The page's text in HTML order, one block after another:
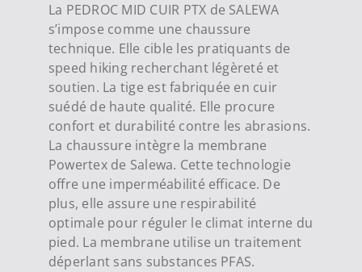
La PEDROC MID CUIR PTX de SALEWA
s’impose comme une chaussure
technique. Elle cible les pratiquants de
speed hiking recherchant légèreté et
soutien. La tige est fabriquée en cuir
suédé de haute qualité. Elle procure
confort et durabilité contre les abrasions.
La chaussure intègre la membrane
Powertex de Salewa. Cette technologie
offre une imperméabilité efficace. De
plus, elle assure une respirabilité
optimale pour réguler le climat interne du
pied. La membrane utilise un traitement
déperlant sans substances PFAS.